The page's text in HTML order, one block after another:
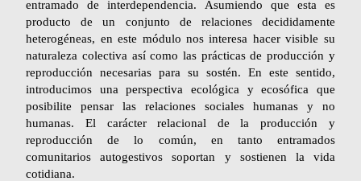
entramado de interdependencia. Asumiendo que esta es
producto de un conjunto de relaciones decididamente
heterogéneas, en este módulo nos interesa hacer visible su
naturaleza colectiva así como las prácticas de producción y
reproducción necesarias para su sostén. En este sentido,
introducimos una perspectiva ecológica y ecosófica que
posibilite pensar las relaciones sociales humanas y no
humanas. El carácter relacional de la producción y
reproducción de lo común, en tanto entramados
comunitarios autogestivos soportan y sostienen la vida
cotidiana.